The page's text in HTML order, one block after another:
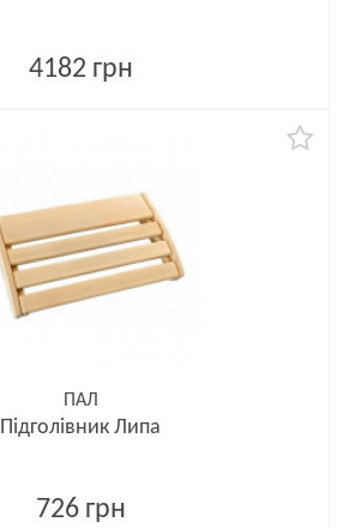
4182 грн
ПАЛ
Підголівник Липа
726 грн